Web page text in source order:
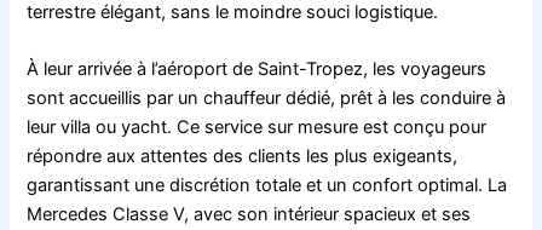
terrestre élégant, sans le moindre souci logistique.
À leur arrivée à l’aéroport de Saint-Tropez, les voyageurs
sont accueillis par un chauffeur dédié, prêt à les conduire à
leur villa ou yacht. Ce service sur mesure est conçu pour
répondre aux attentes des clients les plus exigeants,
garantissant une discrétion totale et un confort optimal. La
Mercedes Classe V, avec son intérieur spacieux et ses